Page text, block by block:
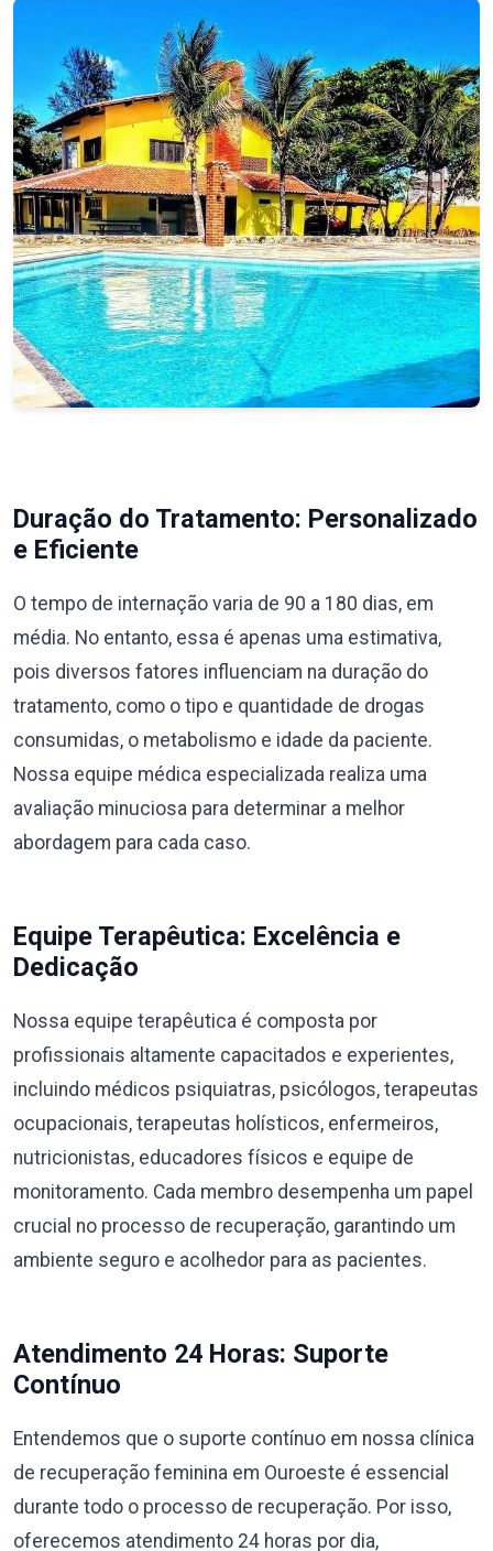
Duração do Tratamento: Personalizado
e Eficiente
O tempo de internação varia de 90 a 180 dias, em
média. No entanto, essa é apenas uma estimativa,
pois diversos fatores influenciam na duração do
tratamento, como o tipo e quantidade de drogas
consumidas, o metabolismo e idade da paciente.
Nossa equipe médica especializada realiza uma
avaliação minuciosa para determinar a melhor
abordagem para cada caso.
Equipe Terapêutica: Excelência e
Dedicação
Nossa equipe terapêutica é composta por
profissionais altamente capacitados e experientes,
incluindo médicos psiquiatras, psicólogos, terapeutas
ocupacionais, terapeutas holísticos, enfermeiros,
nutricionistas, educadores físicos e equipe de
monitoramento. Cada membro desempenha um papel
crucial no processo de recuperação, garantindo um
ambiente seguro e acolhedor para as pacientes.
Atendimento 24 Horas: Suporte
Contínuo
Entendemos que o suporte contínuo em nossa clínica
de recuperação feminina em Ouroeste é essencial
durante todo o processo de recuperação. Por isso,
oferecemos atendimento 24 horas por dia,